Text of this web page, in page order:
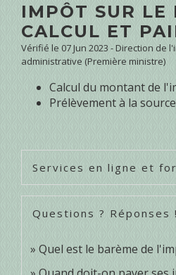
IMPÔT SUR LE
CALCUL ET
Vérifié le 07 Jun 2023 - Direction de
administrative (Première ministre)
Calcul du montant de
Prélèvement à la source
Services en ligne et
Questions ? Réponses !
Quel est le barème de